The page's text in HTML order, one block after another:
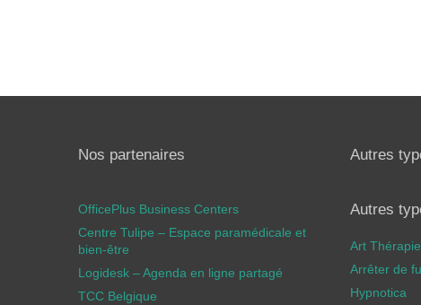
Nos partenaires
OfficePlus Business Centers
Centre Tulipe – Espace paramédicale et
bien-être
Logidesk – Agenda en ligne partagé
TCC Belgique
Autres
Autres
Art Thérapie
Arrêter de
Hypnotica